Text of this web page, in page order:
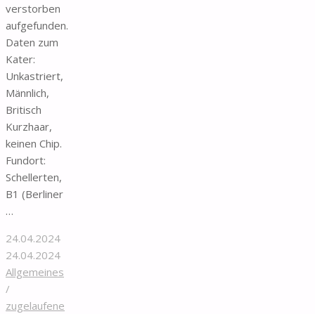
verstorben
aufgefunden.
Daten zum
Kater:
Unkastriert,
Männlich,
Britisch
Kurzhaar,
keinen Chip.
Fundort:
Schellerten,
B1 (Berliner
…
24.04.2024
24.04.2024
Allgemeines
/
zugelaufene